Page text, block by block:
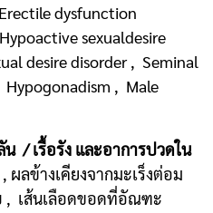
dysfunction
sexualdesire
desire disorder , Seminal
, Male
/ เรื้อรัง และอาการปวดใน
ลข้างเคียงจากมะเร็งต่อม
, เส้นเลือดขอดที่อัณฑะ